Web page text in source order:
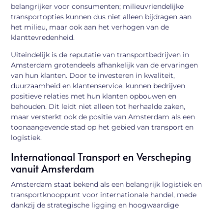
belangrijker voor consumenten; milieuvriendelijke
transportopties kunnen dus niet alleen bijdragen aan
het milieu, maar ook aan het verhogen van de
klanttevredenheid.
Uiteindelijk is de reputatie van transportbedrijven in
Amsterdam grotendeels afhankelijk van de ervaringen
van hun klanten. Door te investeren in kwaliteit,
duurzaamheid en klantenservice, kunnen bedrijven
positieve relaties met hun klanten opbouwen en
behouden. Dit leidt niet alleen tot herhaalde zaken,
maar versterkt ook de positie van Amsterdam als een
toonaangevende stad op het gebied van transport en
logistiek.
Internationaal Transport en Verscheping
vanuit Amsterdam
Amsterdam staat bekend als een belangrijk logistiek en
transportknooppunt voor internationale handel, mede
dankzij de strategische ligging en hoogwaardige